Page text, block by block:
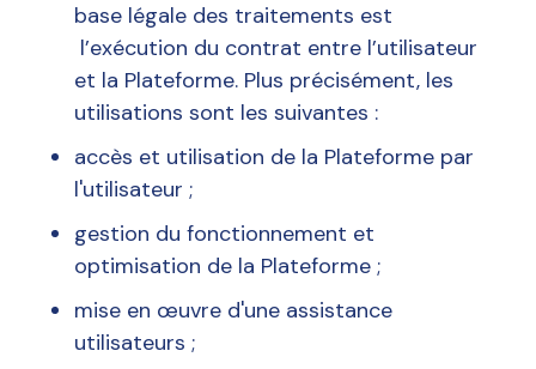
base légale des traitements est
l’exécution du contrat entre l’utilisateur
et la Plateforme. Plus précisément, les
utilisations sont les suivantes :
accès et utilisation de la Plateforme par
l'utilisateur ;
gestion du fonctionnement et
optimisation de la Plateforme ;
mise en œuvre d'une assistance
utilisateurs ;